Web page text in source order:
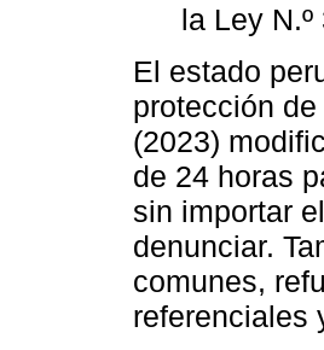
la Ley N.º
El estado
protección
(2023)
de 24 horas
sin importar
denunciar.
comunes,
referenciales